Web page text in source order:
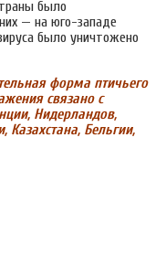
было
— на юго-западе
было уничтожено
форма птичьего
связано с
Нидерландов,
Бельгии,